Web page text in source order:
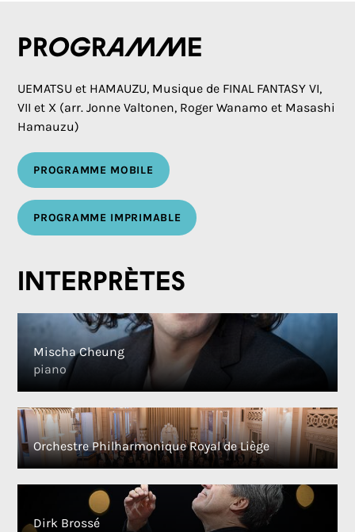
Programme
UEMATSU et HAMAUZU, Musique de FINAL FANTASY VI,
VII et X (arr. Jonne Valtonen, Roger Wanamo et Masashi
Hamauzu)
PROGRAMME MOBILE
PROGRAMME IMPRIMABLE
Interprètes
Mischa Cheung
piano
Orchestre Philharmonique Royal de Liège
Dirk Brossé